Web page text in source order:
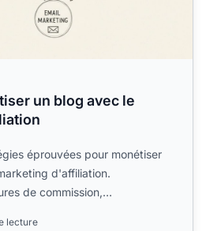
un blog avec le
éprouvées pour monétiser
d'affiliation.
de commission,
lecture